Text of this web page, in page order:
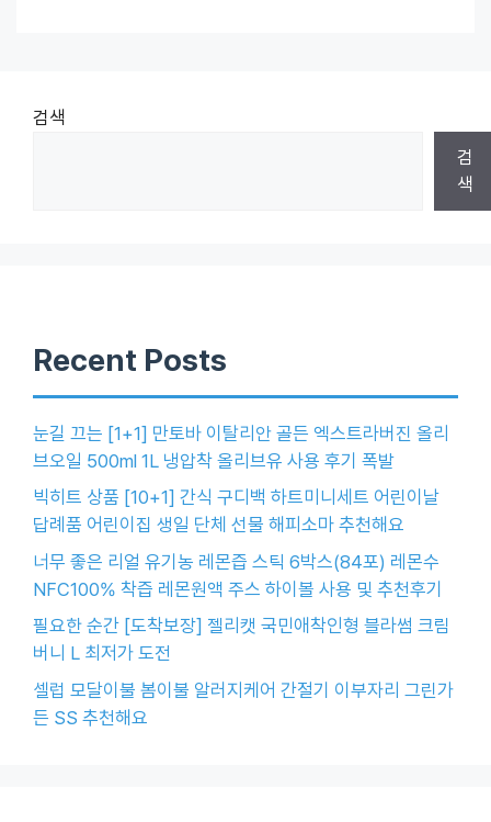
검색
검
색
Recent Posts
눈길 끄는 [1+1] 만토바 이탈리안 골든 엑스트라버진 올리
브오일 500ml 1L 냉압착 올리브유 사용 후기 폭발
빅히트 상품 [10+1] 간식 구디백 하트미니세트 어린이날
답례품 어린이집 생일 단체 선물 해피소마 추천해요
너무 좋은 리얼 유기농 레몬즙 스틱 6박스(84포) 레몬수
NFC100% 착즙 레몬원액 주스 하이볼 사용 및 추천후기
필요한 순간 [도착보장] 젤리캣 국민애착인형 블라썸 크림
버니 L 최저가 도전
셀럽 모달이불 봄이불 알러지케어 간절기 이부자리 그린가
든 SS 추천해요